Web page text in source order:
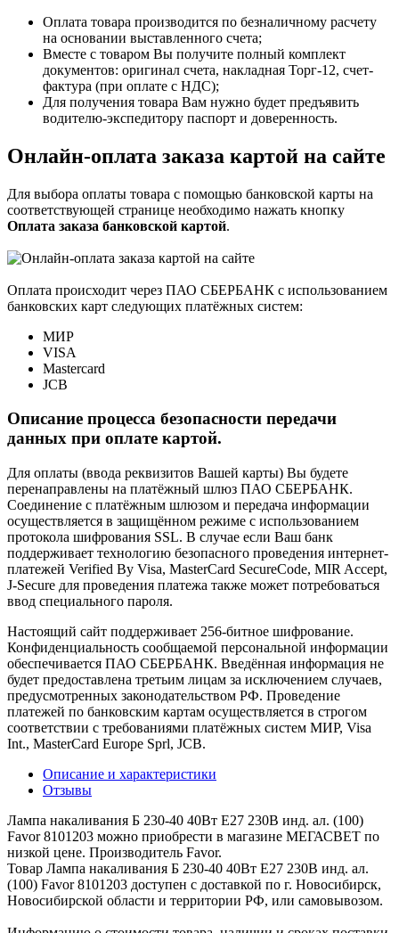
Оплата товара производится по безналичному расчету
на основании выставленного счета;
Вместе с товаром Вы получите полный комплект
документов: оригинал счета, накладная Торг-12, счет-
фактура (при оплате с НДС);
Для получения товара Вам нужно будет предъявить
водителю-экспедитору паспорт и доверенность.
Онлайн-оплата заказа картой на сайте
Для выбора оплаты товара с помощью банковской карты на
соответствующей странице необходимо нажать кнопку
Оплата заказа банковской картой.
Оплата происходит через ПАО СБЕРБАНК с использованием
банковских карт следующих платёжных систем:
МИР
VISA
Mastercard
JCB
Описание процесса безопасности передачи
данных при оплате картой.
Для оплаты (ввода реквизитов Вашей карты) Вы будете
перенаправлены на платёжный шлюз ПАО СБЕРБАНК.
Соединение с платёжным шлюзом и передача информации
осуществляется в защищённом режиме с использованием
протокола шифрования SSL. В случае если Ваш банк
поддерживает технологию безопасного проведения интернет-
платежей Verified By Visa, MasterCard SecureCode, MIR Accept,
J-Secure для проведения платежа также может потребоваться
ввод специального пароля.
Настоящий сайт поддерживает 256-битное шифрование.
Конфиденциальность сообщаемой персональной информации
обеспечивается ПАО СБЕРБАНК. Введённая информация не
будет предоставлена третьим лицам за исключением случаев,
предусмотренных законодательством РФ. Проведение
платежей по банковским картам осуществляется в строгом
соответствии с требованиями платёжных систем МИР, Visa
Int., MasterCard Europe Sprl, JCB.
Описание и характеристики
Отзывы
Лампа накаливания Б 230-40 40Вт E27 230В инд. ал. (100)
Favor 8101203 можно приобрести в магазине МЕГАСВЕТ по
низкой цене. Производитель Favor.
Товар Лампа накаливания Б 230-40 40Вт E27 230В инд. ал.
(100) Favor 8101203 доступен с доставкой по г. Новосибирск,
Новосибирской области и территории РФ, или самовывозом.